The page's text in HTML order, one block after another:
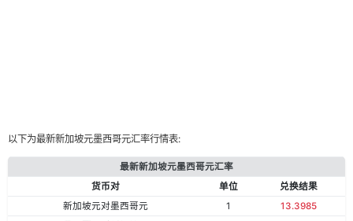
以下为最新新加坡元墨西哥元汇率行情表:
最新新加坡元墨西哥元汇率
货币对
单位
兑换结果
新加坡元对墨西哥元
1
13.3985